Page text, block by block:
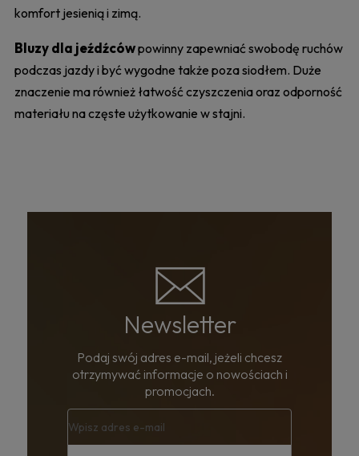
komfort jesienią i zimą.
Bluzy dla jeźdźcówpowinny zapewniać swobodę ruchów
podczas jazdy i być wygodne także poza siodłem. Duże
znaczenie ma również łatwość czyszczenia oraz odporność
materiału na częste użytkowanie w stajni.
Newsletter
Podaj swój adres e-mail, jeżeli chcesz
otrzymywać informacje o nowościach i
promocjach.